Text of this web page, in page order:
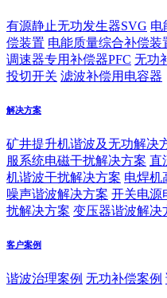
有源静止无功发生器SVG 电
偿装置 电能质量综合补偿装
调速器专用补偿器PFC 无功
投切开关 滤波补偿用电容器
解决方案
矿井提升机谐波及无功解决
服系统电磁干扰解决方案 直
机谐波干扰解决方案 电焊机
噪声谐波解决方案 开关电源
扰解决方案 变压器谐波解决
客户案例
谐波治理案例 无功补偿案例